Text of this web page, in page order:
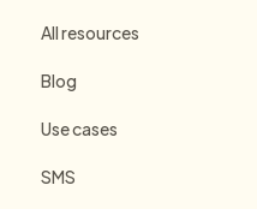
All resources
Blog
Use cases
SMS